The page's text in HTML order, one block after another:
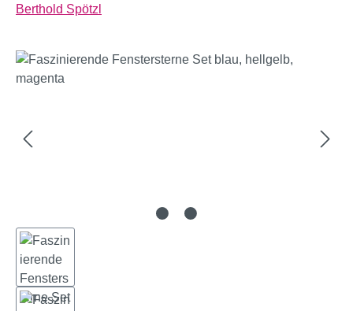
Berthold Spötzl
Bildergalerie überspringen